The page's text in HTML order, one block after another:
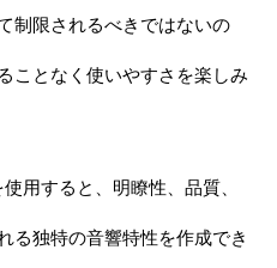
制限されるべきではないの
ことなく使いやすさを楽しみ
用すると、明瞭性、品質、
る独特の音響特性を作成でき